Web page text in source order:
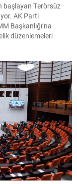
başlayan Terörsüz
AK Parti
Başkanlığı’na
düzenlemeleri
ettiğinin güvenlik